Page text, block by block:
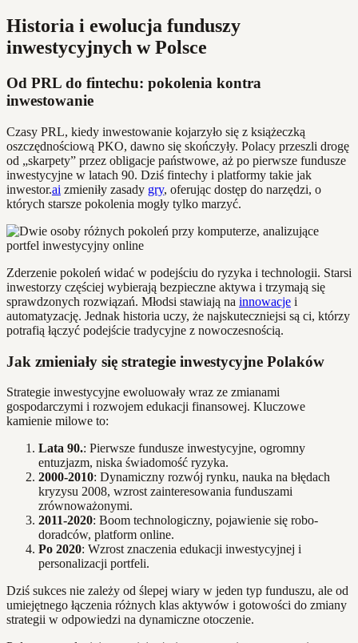
Historia i ewolucja funduszy
inwestycyjnych w Polsce
Od PRL do fintechu: pokolenia kontra
inwestowanie
Czasy PRL, kiedy inwestowanie kojarzyło się z książeczką
oszczędnościową PKO, dawno się skończyły. Polacy przeszli drogę
od „skarpety” przez obligacje państwowe, aż po pierwsze fundusze
inwestycyjne w latach 90. Dziś fintechy i platformy takie jak
inwestor.ai zmieniły zasady gry, oferując dostęp do narzędzi, o
których starsze pokolenia mogły tylko marzyć.
Zderzenie pokoleń widać w podejściu do ryzyka i technologii. Starsi
inwestorzy częściej wybierają bezpieczne aktywa i trzymają się
sprawdzonych rozwiązań. Młodsi stawiają na innowacje i
automatyzację. Jednak historia uczy, że najskuteczniejsi są ci, którzy
potrafią łączyć podejście tradycyjne z nowoczesnością.
Jak zmieniały się strategie inwestycyjne Polaków
Strategie inwestycyjne ewoluowały wraz ze zmianami
gospodarczymi i rozwojem edukacji finansowej. Kluczowe
kamienie milowe to:
Lata 90.: Pierwsze fundusze inwestycyjne, ogromny
entuzjazm, niska świadomość ryzyka.
2000-2010: Dynamiczny rozwój rynku, nauka na błędach
kryzysu 2008, wzrost zainteresowania funduszami
zrównoważonymi.
2011-2020: Boom technologiczny, pojawienie się robo-
doradców, platform online.
Po 2020: Wzrost znaczenia edukacji inwestycyjnej i
personalizacji portfeli.
Dziś sukces nie zależy od ślepej wiary w jeden typ funduszu, ale od
umiejętnego łączenia różnych klas aktywów i gotowości do zmiany
strategii w odpowiedzi na dynamiczne otoczenie.